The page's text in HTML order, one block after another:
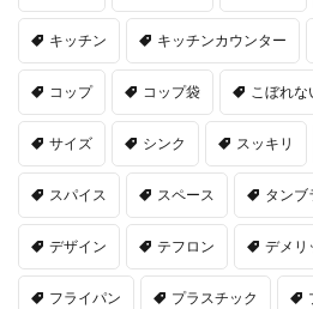
キッチン キッチンカウンター
コップ コップ袋 こぼれな
サイズ シンク スッキリ
スパイス スペース タンブ
デザイン テフロン デメリ
フライパン プラスチック